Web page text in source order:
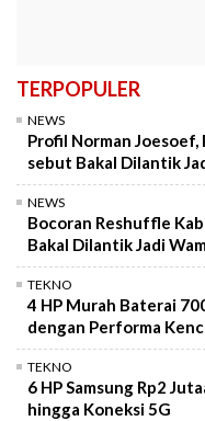
TERPOPULER
NEWS
Profil Norman
sebut Bakal Dilantik
NEWS
Bocoran Reshuffle
Bakal Dilantik Jadi
TEKNO
4 HP Murah Baterai
dengan Performa
TEKNO
6 HP Samsung Rp2
hingga Koneksi 5G